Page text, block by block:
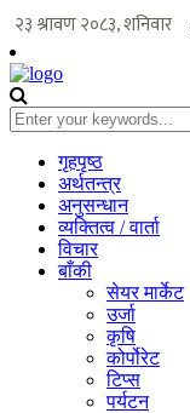
गृहपृष्ठ
अर्थतन्त्र
अनुसन्धान
व्यक्तित्व / वार्ता
विचार
बाँकी
सेयर मार्केट
उर्जा
कृषि
कोर्पोरेट
टिप्स
पर्यटन